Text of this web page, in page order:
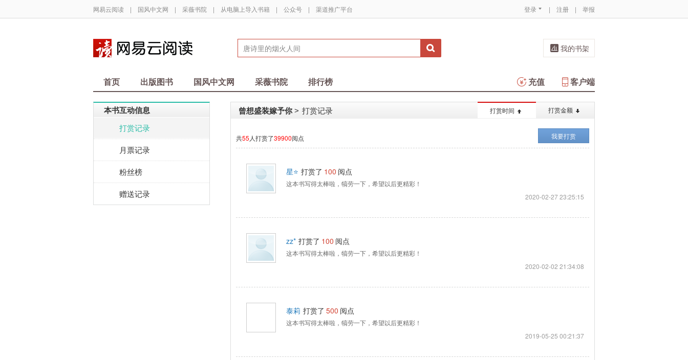
网易云阅读 | 国风中文网 | 采薇书院 | 从电脑上导入书籍 | 公众号 | 渠道推广平台 登录 | 注册 | 举报
我的书架
首页 出版图书 国风中文网 采薇书院 排行榜 客户端
充值
本书互动信息
打赏记录
月票记录
粉丝榜
赠送记录
打赏时间 打赏金额
曾想盛装嫁予你 > 打赏记录
共55 人打赏了39900阅点 我要打赏
星⭐ 打赏了 100 阅点
这本书写得太棒啦，犒劳一下，希望以后更精彩！
2020-02-27 23:25:15
zz* 打赏了 100 阅点
这本书写得太棒啦，犒劳一下，希望以后更精彩！
2020-02-02 21:34:08
泰莉 打赏了 500 阅点
这本书写得太棒啦，犒劳一下，希望以后更精彩！
2019-05-25 00:21:37